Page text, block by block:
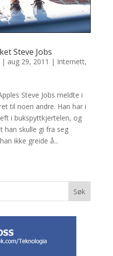
Steve Jobs
| aug 29, 2011 | Internett,
Steve Jobs meldte i
til noen andre. Han har i
i bukspyttkjertelen, og
han skulle gi fra seg
ikke greide å...